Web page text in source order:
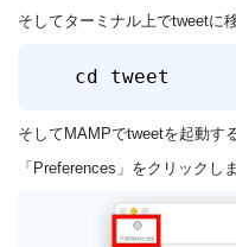
そしてターミナル上でtweetに
cd tweet
そしてMAMPでtweetを起動す
「Preferences」をクリックしま